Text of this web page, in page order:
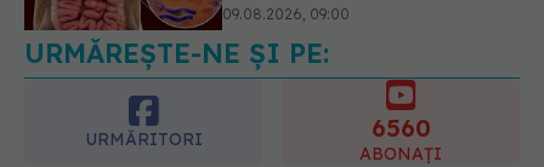
09.08.2026, 09:00
URMĂREȘTE-NE ȘI PE:
URMĂRITORI 6560
ABONAȚI